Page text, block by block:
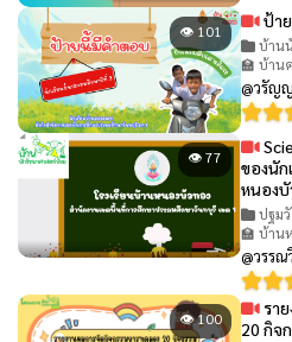
👁 101 ป้า
บ้าน
🏫 บ้าน
@วรัญ
👁 77
ของนัก
หนอง
ปฐม
🏫 บ้าน
@วรรณ
👁 100
รา
20 กิจ